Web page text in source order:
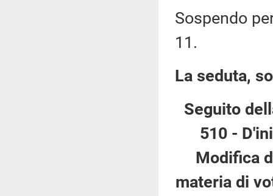
Sospendo
11.
La seduta,
Seguito
510 -
Modifica
materia di